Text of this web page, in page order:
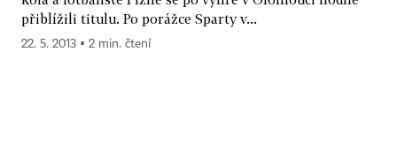
přiblížili titulu. Po porážce Sparty v...
22. 5. 2013 ▪ 2 min. čtení